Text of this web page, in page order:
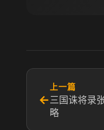
←
上一篇
三国诛将录
略